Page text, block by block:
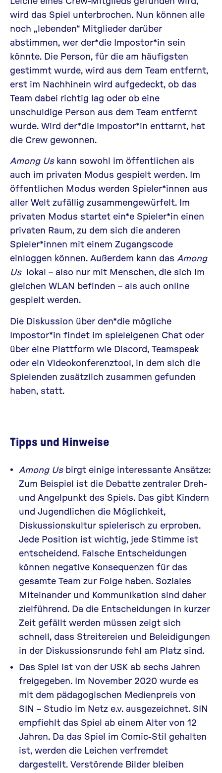
wird das Spiel unterbrochen. Nun können alle
noch „lebenden“ Mitglieder darüber
abstimmen, wer der*die Impostor*in sein
könnte. Die Person, für die am häufigsten
gestimmt wurde, wird aus dem Team entfernt,
erst im Nachhinein wird aufgedeckt, ob das
Team dabei richtig lag oder ob eine
unschuldige Person aus dem Team entfernt
wurde. Wird der*die Impostor*in enttarnt, hat
die Crew gewonnen.
Among Uskann sowohl im öffentlichen als
auch im privaten Modus gespielt werden. Im
öffentlichen Modus werden Spieler*innen aus
aller Welt zufällig zusammengewürfelt. Im
privaten Modus startet ein*e Spieler*in einen
privaten Raum, zu dem sich die anderen
Spieler*innen mit einem Zugangscode
einloggen können. Außerdem kann das Among
Uslokal – also nur mit Menschen, die sich im
gleichen WLAN befinden – als auch online
gespielt werden.
Die Diskussion über den*die mögliche
Impostor*in findet im spieleigenen Chat oder
über eine Plattform wie Discord, Teamspeak
oder ein Videokonferenztool, in dem sich die
Spielenden zusätzlich zusammen gefunden
haben, statt.
Tipps und Hinweise
Among Usbirgt einige interessante Ansätze:
Zum Beispiel ist die Debatte zentraler Dreh-
und Angelpunkt des Spiels. Das gibt Kindern
und Jugendlichen die Möglichkeit,
Diskussionskultur spielerisch zu erproben.
Jede Position ist wichtig, jede Stimme ist
entscheidend. Falsche Entscheidungen
können negative Konsequenzen für das
gesamte Team zur Folge haben. Soziales
Miteinander und Kommunikation sind daher
zielführend. Da die Entscheidungen in kurzer
Zeit gefällt werden müssen zeigt sich
schnell, dass Streitereien und Beleidigungen
in der Diskussionsrunde fehl am Platz sind.
Das Spiel ist von der USK ab sechs Jahren
freigegeben. Im November 2020 wurde es
mit dem pädagogischen Medienpreis von
SIN – Studio im Netz e.v. ausgezeichnet. SIN
empfiehlt das Spiel ab einem Alter von 12
Jahren. Da das Spiel im Comic-Stil gehalten
ist, werden die Leichen verfremdet
dargestellt. Verstörende Bilder bleiben